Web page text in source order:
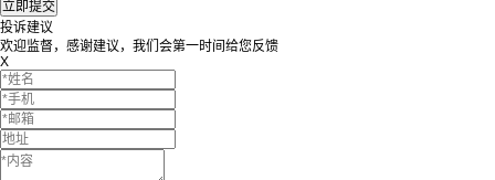
投诉建议
欢迎监督，感谢建议，我们会第一时间给您反馈
X